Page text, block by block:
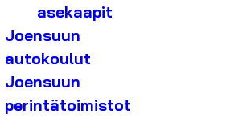
asekaapit
Joensuun
autokoulut
Joensuun
perintätoimistot